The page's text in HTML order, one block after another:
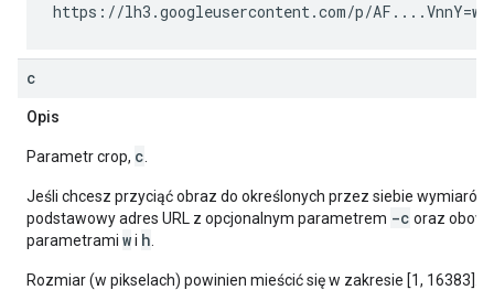
https://lh3.googleusercontent.com/p/AF....VnnY=
c
Opis
Parametr crop, c
Jeśli chcesz przyciąć obraz do określonych przez siebie wymiarów,
podstawowy adres URL z opcjonalnym parametrem -c oraz
parametrami wi h
Rozmiar (w pikselach) powinien mieścić się w zakresie [1, 16383].